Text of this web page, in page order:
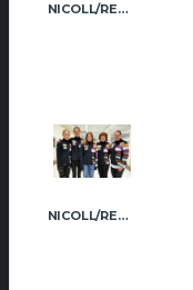
NICOLL/REGŽA
NICOLL/REGŽA